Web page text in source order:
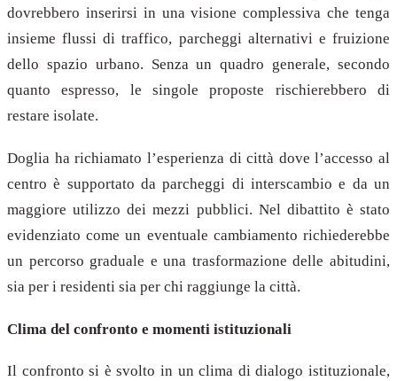
dovrebbero inserirsi in una visione complessiva che tenga
insieme flussi di traffico, parcheggi alternativi e fruizione
dello spazio urbano. Senza un quadro generale, secondo
quanto espresso, le singole proposte rischierebbero di
restare isolate.
Doglia ha richiamato l’esperienza di città dove l’accesso al
centro è supportato da parcheggi di interscambio e da un
maggiore utilizzo dei mezzi pubblici. Nel dibattito è stato
evidenziato come un eventuale cambiamento richiederebbe
un percorso graduale e una trasformazione delle abitudini,
sia per i residenti sia per chi raggiunge la città.
Clima del confronto e momenti istituzionali
Il confronto si è svolto in un clima di dialogo istituzionale,